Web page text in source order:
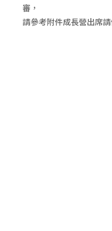
審，
請參考附件成長營出席請